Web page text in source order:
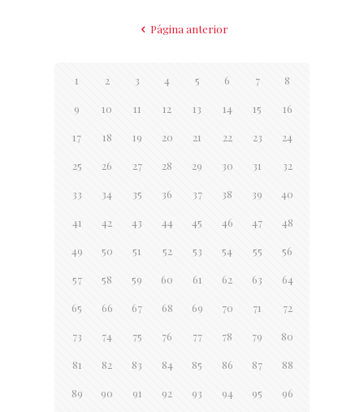
Página anterior
1 2 3 4 5 6 7 8
9 10 11 12 13 14 15 16
17 18 19 20 21 22 23 24
25 26 27 28 29 30 31 32
33 34 35 36 37 38 39 40
41 42 43 44 45 46 47 48
49 50 51 52 53 54 55 56
57 58 59 60 61 62 63 64
65 66 67 68 69 70 71 72
73 74 75 76 77 78 79 80
81 82 83 84 85 86 87 88
89 90 91 92 93 94 95 96